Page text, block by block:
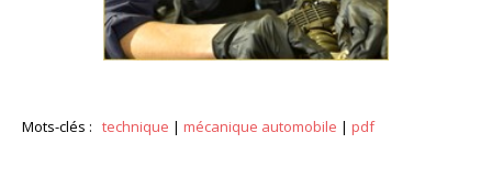
Mots-clés : technique | mécanique automobile | pdf